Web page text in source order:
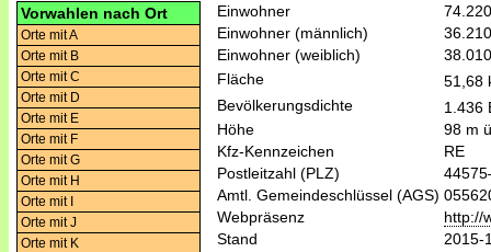
Vorwahlen nach Ort
Orte mit A
Orte mit B
Orte mit C
Orte mit D
Orte mit E
Orte mit F
Orte mit G
Orte mit H
Orte mit I
Orte mit J
Orte mit K
Einwohner
74.220
Einwohner (männlich)
36.210
Einwohner (weiblich)
38.010
Fläche
51,68
Bevölkerungsdichte
1.436
Höhe
98 m
Kfz-Kennzeichen
RE
Postleitzahl (PLZ)
Amtl. Gemeindeschlüssel (AGS)
Webpräsenz
http://
Stand
2015-